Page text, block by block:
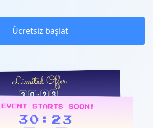
Ücretsiz başlat